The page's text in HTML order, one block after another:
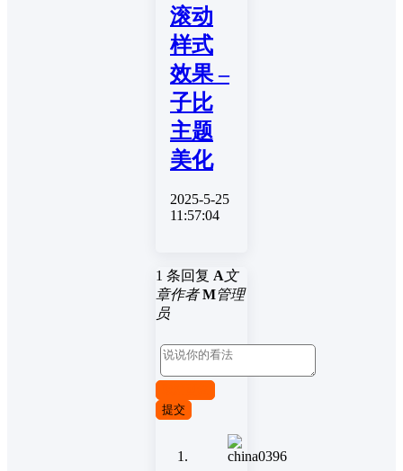
滚动
样式
效果 –
子比
主题
美化
2025-5-25
11:57:04
1 条回复 A文
章作者 M管理
员
提交